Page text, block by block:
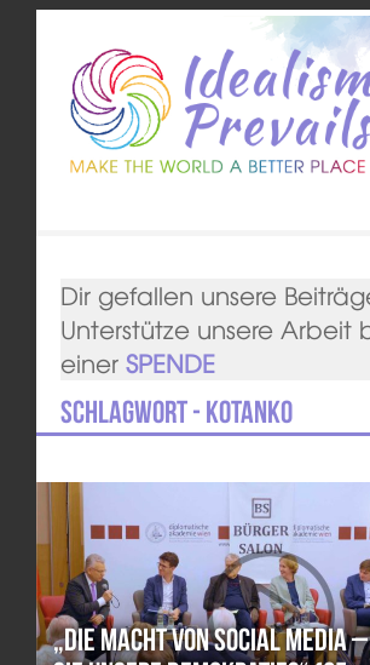
Dir gefallen unsere
Unterstütze unsere Arbeit
einer SPENDE
Schlagwort - Kotanko
„Die Macht von Social Media